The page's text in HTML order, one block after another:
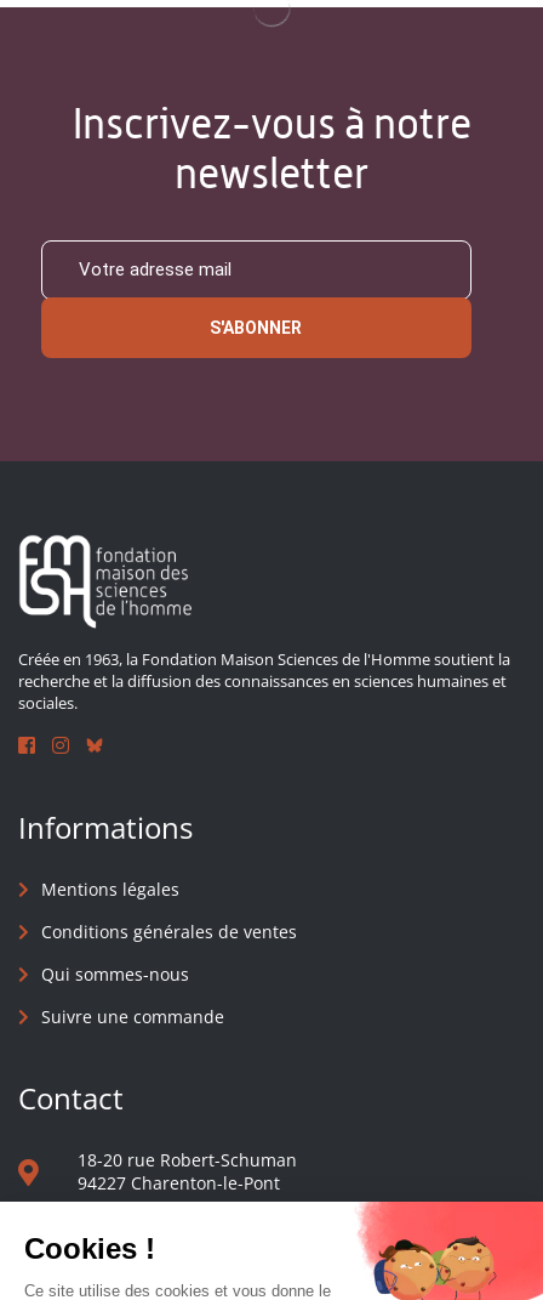
Inscrivez-vous à notre
newsletter
S'ABONNER
Créée en 1963, la Fondation Maison Sciences de l'Homme soutient la
recherche et la diffusion des connaissances en sciences humaines et
sociales.
Informations
Mentions légales
Conditions générales de ventes
Qui sommes-nous
Suivre une commande
Contact
18-20 rue Robert-Schuman
94227 Charenton-le-Pont